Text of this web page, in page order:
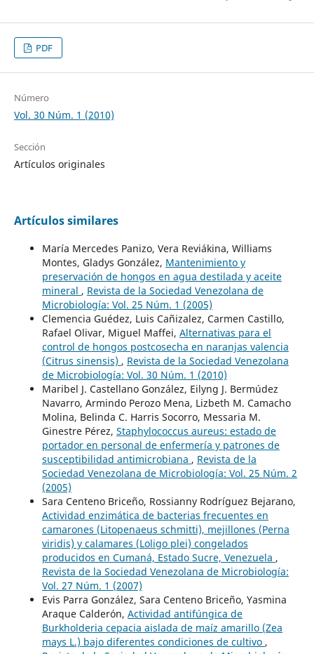
PDF
Número
Vol. 30 Núm. 1 (2010)
Sección
Artículos originales
Artículos similares
María Mercedes Panizo, Vera Reviákina, Williams
Montes, Gladys González, Mantenimiento y
preservación de hongos en agua destilada y aceite
mineral , Revista de la Sociedad Venezolana de
Microbiología: Vol. 25 Núm. 1 (2005)
Clemencia Guédez, Luis Cañizalez, Carmen Castillo,
Rafael Olivar, Miguel Maffei, Alternativas para el
control de hongos postcosecha en naranjas valencia
(Citrus sinensis) , Revista de la Sociedad Venezolana
de Microbiología: Vol. 30 Núm. 1 (2010)
Maribel J. Castellano González, Eilyng J. Bermúdez
Navarro, Armindo Perozo Mena, Lizbeth M. Camacho
Molina, Belinda C. Harris Socorro, Messaria M.
Ginestre Pérez, Staphylococcus aureus: estado de
portador en personal de enfermería y patrones de
susceptibilidad antimicrobiana , Revista de la
Sociedad Venezolana de Microbiología: Vol. 25 Núm. 2
(2005)
Sara Centeno Briceño, Rossianny Rodríguez Bejarano,
Actividad enzimática de bacterias frecuentes en
camarones (Litopenaeus schmitti), mejillones (Perna
viridis) y calamares (Loligo plei) congelados
producidos en Cumaná, Estado Sucre, Venezuela ,
Revista de la Sociedad Venezolana de Microbiología:
Vol. 27 Núm. 1 (2007)
Evis Parra González, Sara Centeno Briceño, Yasmina
Araque Calderón, Actividad antifúngica de
Burkholderia cepacia aislada de maíz amarillo (Zea
mays L.) bajo diferentes condiciones de cultivo ,